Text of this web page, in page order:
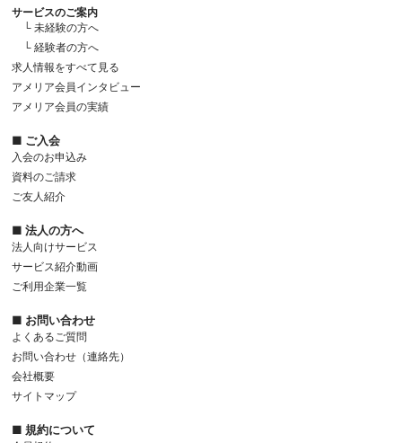
サービスのご案内
└ 未経験の方へ
└ 経験者の方へ
求人情報をすべて見る
アメリア会員インタビュー
アメリア会員の実績
■ ご入会
入会のお申込み
資料のご請求
ご友人紹介
■ 法人の方へ
法人向けサービス
サービス紹介動画
ご利用企業一覧
■ お問い合わせ
よくあるご質問
お問い合わせ（連絡先）
会社概要
サイトマップ
■ 規約について